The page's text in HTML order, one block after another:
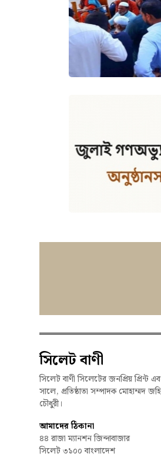
সিলেট বাণী
সিলেট বাণী সিলেটের জনপ্রিয় প্রিন্ট
সালে, প্রতিষ্ঠাতা সম্পাদক মোহাম্মদ
চৌধুরী।
আমাদের ঠিকানা
৪৪ রাজা ম্যানশন জিন্দাবাজার
সিলেট ৩১০০ বাংলাদেশ